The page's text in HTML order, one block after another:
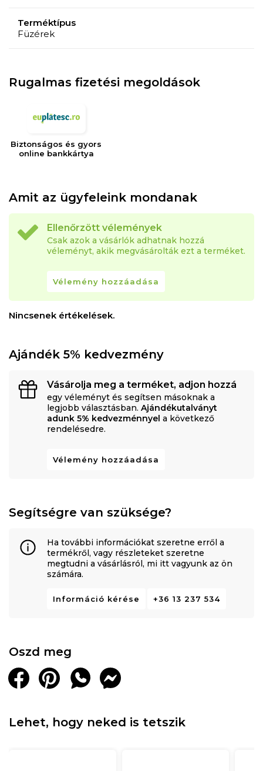
Terméktípus
Füzérek
Rugalmas fizetési megoldások
Biztonságos és gyors
online bankkártya
Amit az ügyfeleink mondanak
Ellenőrzött vélemények
Csak azok a vásárlók adhatnak hozzá
véleményt, akik megvásárolták ezt a terméket.
Vélemény hozzáadása
Nincsenek értékelések.
Ajándék 5% kedvezmény
Vásárolja meg a terméket, adjon hozzá
egy véleményt és segítsen másoknak a
legjobb választásban. Ajándékutalványt
adunk 5% kedvezménnyel a következő
rendelésedre.
Vélemény hozzáadása
Segítségre van szüksége?
Ha további információkat szeretne erről a
termékről, vagy részleteket szeretne
megtudni a vásárlásról, mi itt vagyunk az ön
számára.
Információ kérése +36 13 237 534
Oszd meg
Lehet, hogy neked is tetszik